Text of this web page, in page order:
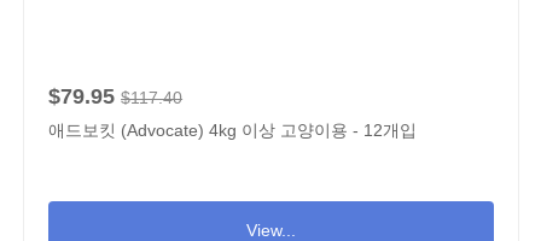
$79.95 $117.40
애드보킷 (Advocate) 4kg 이상 고양이용 - 12개입
View...